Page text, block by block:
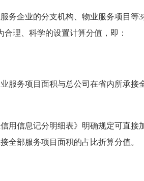
企业的分支机构、物业服务项目等3
理、科学的设置计算分值，即：
务项目面积与总公司在省内所承接
信息记分明细表》明确规定可直接
全部服务项目面积的占比折算分值。